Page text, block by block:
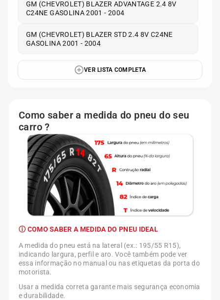
GM (CHEVROLET) BLAZER ADVANTAGE 2.4 8V
C24NE GASOLINA 2001 - 2004
GM (CHEVROLET) BLAZER STD 2.4 8V C24NE
GASOLINA 2001 - 2004
VER LISTA COMPLETA
Como saber a medida do pneu do seu
carro ?
ⓘ COMO SABER A MEDIDA DO PNEU IDEAL
A medida do pneu está na lateral (ex.: 195/55 R15),
indicando largura, perfil e aro. Você também pode ver
essa informação no manual ou nas etiquetas da porta do
motorista.
Usar a medida correta garante mais segurança economia
e durabilidade.